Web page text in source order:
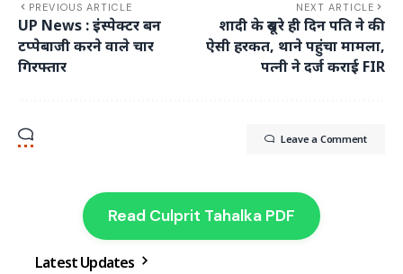
PREVIOUS ARTICLE
UP News : इंस्पेक्टर बन
टप्पेबाजी करने वाले चार
गिरफ्तार
NEXT ARTICLE
शादी के दूसरे ही दिन पति ने की
ऐसी हरकत, थाने पहुंचा मामला,
पत्नी ने दर्ज कराई FIR
Leave a Comment
Read Culprit Tahalka PDF
Latest Updates